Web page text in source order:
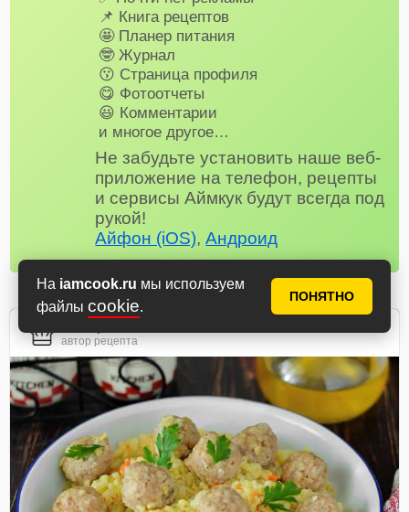
На iamcook.ru мы используем
файлы cookie.
ПОНЯТНО
📌 Книга рецептов
🤩 Планер питания
🤓 Журнал
😗 Страница профиля
😋 Фотоотчеты
😃 Комментарии
и многое другое…
Не забудьте установить наше веб-
приложение на телефон, рецепты
и сервисы Аймкук будут всегда под
рукой!
Айфон (iOS),Андроид
автор рецепта